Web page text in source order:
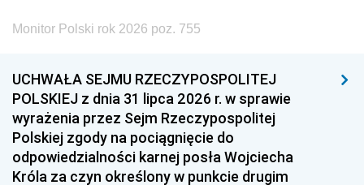
1996 1995 1994
1993 1992 1991
1990 1989
1987 1986 1985
Monitor Polski rok 2026 poz. 755
UCHWAŁA SEJMU RZECZYPOSPOLITEJ
POLSKIEJ z dnia 31 lipca 2026 r. w sprawie
wyrażenia przez Sejm Rzeczypospolitej
Polskiej zgody na pociągnięcie do
odpowiedzialności karnej posła Wojciecha
Króla za czyn określony w punkcie drugim